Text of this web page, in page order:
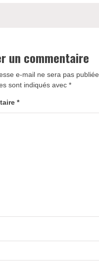
un commentaire
e-mail ne sera pas publiée.
sont indiqués avec*
*